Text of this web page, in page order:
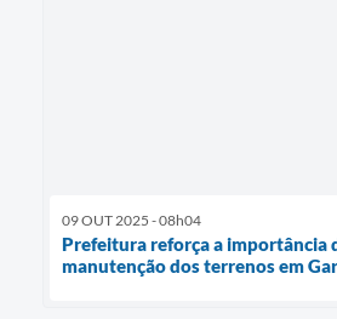
09 OUT 2025 - 08h04
Prefeitura reforça a importância
manutenção dos terrenos em